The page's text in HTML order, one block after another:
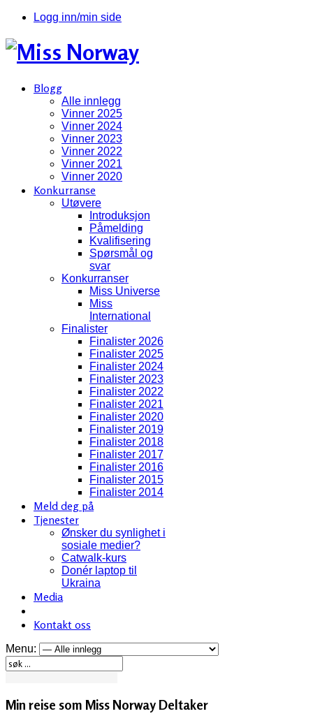
Logg inn/min side
Blogg
Alle innlegg
Vinner 2025
Vinner 2024
Vinner 2023
Vinner 2022
Vinner 2021
Vinner 2020
Konkurranse
Utøvere
Introduksjon
Påmelding
Kvalifisering
Spørsmål og
svar
Konkurranser
Miss Universe
Miss
International
Finalister
Finalister 2026
Finalister 2025
Finalister 2024
Finalister 2023
Finalister 2022
Finalister 2021
Finalister 2020
Finalister 2019
Finalister 2018
Finalister 2017
Finalister 2016
Finalister 2015
Finalister 2014
Meld deg på
Tjenester
Ønsker du synlighet i
sosiale medier?
Catwalk-kurs
Donér laptop til
Ukraina
Media
Kontakt oss
Menu:
Min reise som Miss Norway Deltaker